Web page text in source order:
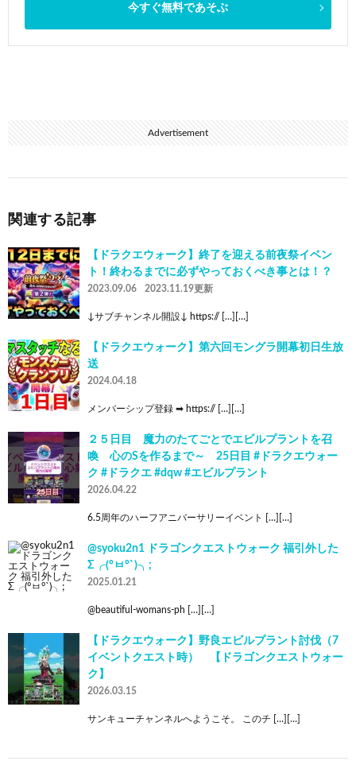
今すぐ無料であそぶ
Advertisement
関連する記事
【ドラクエウォーク】終了を迎える前夜祭イベン
ト！終わるまでに必ずやっておくべき事とは！？
2023.09.06 2023.11.19更新
↓サブチャンネル開設↓ https:// […][…]
【ドラクエウォーク】第六回モングラ開幕初日生放
送
2024.04.18
メンバーシップ登録 ➡ https:// […][…]
２５日目 魔力のたてごとでエビルプラントを召
喚 心のSを作るまで～ 25日目 #ドラクエウォー
ク #ドラクエ #dqw #エビルプラント
2026.04.22
6.5周年のハーフアニバーサリーイベント […][…]
@syoku2n1 ドラゴンクエストウォーク 福引外した
Σ╭(°ㅂ°`)╮;
2025.01.21
@beautiful-womans-ph […][…]
【ドラクエウォーク】野良エビルプラント討伐（7
イベントクエスト時） 【ドラゴンクエストウォー
ク】
2026.03.15
サンキューチャンネルへようこそ。 このチ […][…]